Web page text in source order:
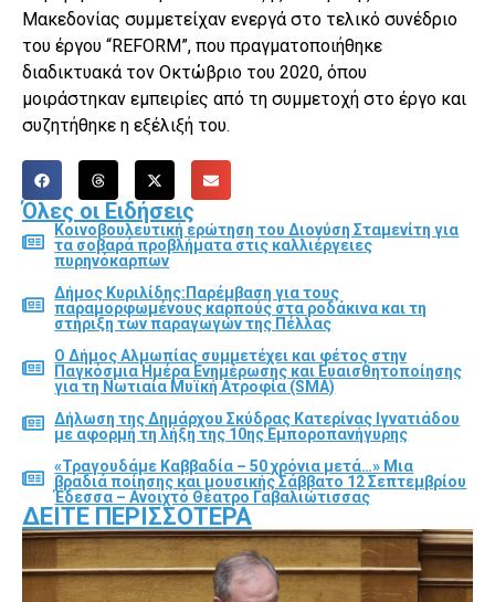
Μακεδονίας συμμετείχαν ενεργά στο τελικό συνέδριο
του έργου “REFORM”, που πραγματοποιήθηκε
διαδικτυακά τον Οκτώβριο του 2020, όπου
μοιράστηκαν εμπειρίες από τη συμμετοχή στο έργο και
συζητήθηκε η εξέλιξή του.
Όλες οι Ειδήσεις
Κοινοβουλευτική ερώτηση του Διονύση Σταμενίτη για
τα σοβαρά προβλήματα στις καλλιέργειες
πυρηνόκαρπων
Δήμος Κυριλίδης:Παρέμβαση για τους
παραμορφωμένους καρπούς στα ροδάκινα και τη
στήριξη των παραγωγών της Πέλλας
Ο Δήμος Αλμωπίας συμμετέχει και φέτος στην
Παγκόσμια Ημέρα Ενημέρωσης και Ευαισθητοποίησης
για τη Νωτιαία Μυϊκή Ατροφία (SMA)
Δήλωση της Δημάρχου Σκύδρας Κατερίνας Ιγνατιάδου
με αφορμή τη λήξη της 10ης Εμποροπανήγυρης
«Τραγουδάμε Καββαδία – 50 χρόνια μετά…» Μια
βραδιά ποίησης και μουσικής Σάββατο 12 Σεπτεμβρίου
Έδεσσα – Ανοιχτό Θέατρο Γαβαλιώτισσας
ΔΕΊΤΕ ΠΕΡΙΣΣΌΤΕΡΑ